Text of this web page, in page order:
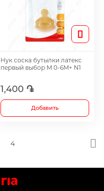
Нук соска бутылки латекс
первый выбор M 0-6M+ N1
1,400 ֏
Добавить
4